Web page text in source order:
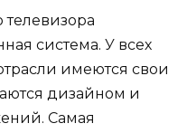
телевизора
система. У всех
имеются свои
дизайном и
Самая